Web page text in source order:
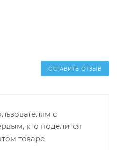
ОСТАВИТЬ ОТЗЫВ
с
кто поделится
товаре